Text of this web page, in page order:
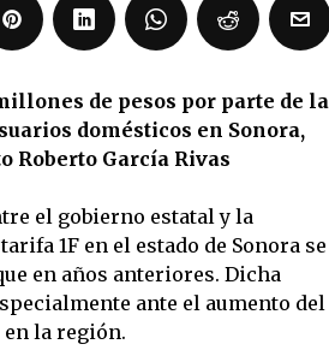
de pesos por parte de la
domésticos en Sonora,
Roberto García Rivas
el gobierno estatal y la
1F en el estado de Sonora se
en años anteriores. Dicha
ante el aumento del
la región.